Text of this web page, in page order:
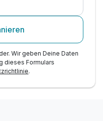
Wir geben Deine Daten
dieses Formulars
.